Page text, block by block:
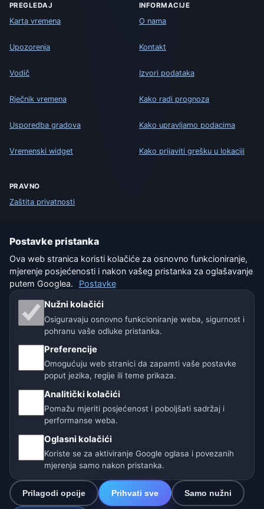
PREGLEDAJ
Karta vremena
Upozorenja
Vodič
Rječnik vremena
Usporedba gradova
Vremenski widget
INFORMACIJE
O nama
Kontakt
Izvori podataka
Kako radi prognoza
Kako upravljamo podacima
Kako prijaviti grešku u lokaciji
PRAVNO
Zaštita privatnosti
Uvjeti korištenja
Isključenje odgovornosti
Pomažemo životinjama
Naše vremenske stranice:
🇨🇿 Češka 🇭🇷 Hrvatska
🇩🇪🇦🇹🇨🇭 Njemačka / Austrija / Švicarska
🇮🇳 Južna i jugoistočna Azija
Postavke pristanka
Ova web stranica koristi kolačiće za osnovno funkcioniranje,
mjerenje posjećenosti i nakon vašeg pristanka za oglašavanje
putem Googlea.
Postavke
Nužni kolačići
Osiguravaju osnovno funkcioniranje weba, sigurnost i
pohranu vaše odluke pristanka.
Preferencije
Omogućuju web stranici da zapamti vaše postavke
poput jezika, regije ili teme prikaza.
Analitički kolačići
Pomažu mjeriti posjećenost i poboljšati sadržaj i
performanse weba.
Oglasni kolačići
Koriste se za aktiviranje Google oglasa i povezanih
mjerenja samo nakon pristanka.
Prilagodi opcije Prihvati sve Samo nužni